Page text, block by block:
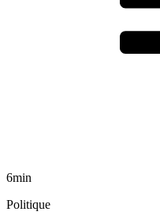
6min
Politique